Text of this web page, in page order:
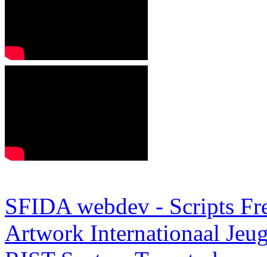
SFIDA webdev - Scripts
Artwork Internationaal